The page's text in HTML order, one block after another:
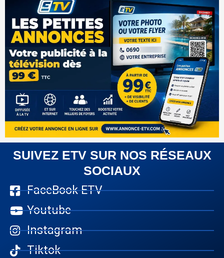
SUIVEZ ETV SUR NOS RÉSEAUX
SOCIAUX
FaceBook ETV
Youtube
Instagram
Tiktok